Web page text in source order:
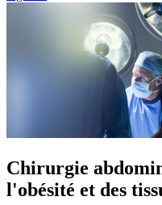
Chirurgie
l'obésité et des